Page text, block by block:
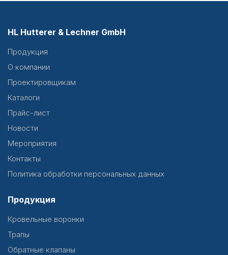
HL Hutterer & Lechner GmbH
Продукция
О компании
Проектировщикам
Каталоги
Прайс-лист
Новости
Мероприятия
Контакты
Политика обработки персональных данных
Продукция
Кровельные воронки
Трапы
Обратные клапаны